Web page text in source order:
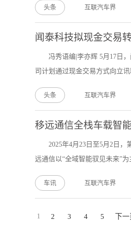
头条 互联汽车界
闻泰科技拟现金交易
冯秀语编|李亦辉 5月17日
司计划通过现金交易方式向立
头条 互联汽车界
移远通信全栈车载智
2025年4月23日至5月2日
远通信以“全域智能驭见未来”
车讯 互联汽车界
1 2 3 4 5 下一